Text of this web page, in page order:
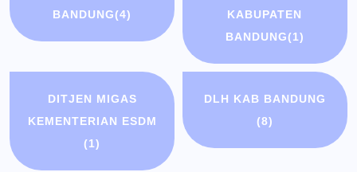
BANDUNG(4)
KABUPATEN
BANDUNG(1)
DITJEN MIGAS
KEMENTERIAN ESDM
(1)
DLH KAB BANDUNG
(8)